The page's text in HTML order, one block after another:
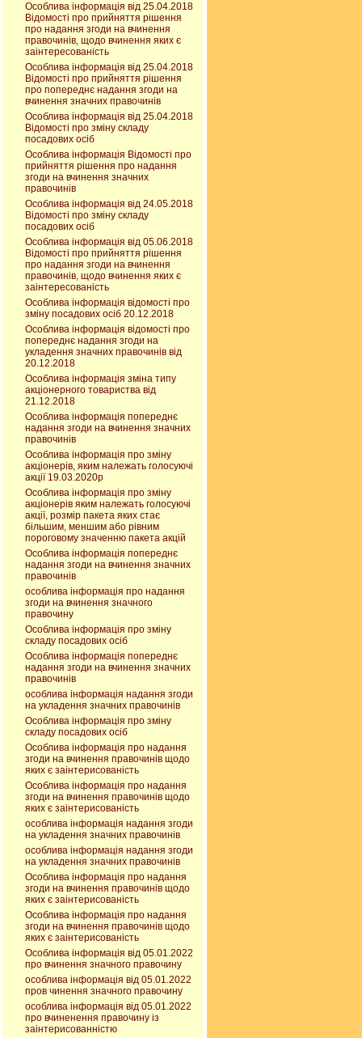
Особлива інформація від 25.04.2018
Відомості про прийняття рішення
про надання згоди на вчинення
правочинів, щодо вчинення яких є
заінтересованість
Особлива інформація від 25.04.2018
Відомості про прийняття рішення
про попереднє надання згоди на
вчинення значних правочинів
Особлива інформація від 25.04.2018
Відомості про зміну складу
посадових осіб
Особлива інформація Відомості про
прийняття рішення про надання
згоди на вчинення значних
правочинів
Особлива інформація від 24.05.2018
Відомості про зміну складу
посадових осіб
Особлива інформація від 05.06.2018
Відомості про прийняття рішення
про надання згоди на вчинення
правочинів, щодо вчинення яких є
заінтересованість
Особлива інформація відомості про
зміну посадових осіб 20.12.2018
Особлива інформація відомості про
попереднє надання згоди на
укладення значних правочинів від
20.12.2018
Особлива інформація зміна типу
акціонерного товариства від
21.12.2018
Особлива інформація попереднє
надання згоди на вчинення значних
правочинів
Особлива інформація про зміну
акціонерів, яким належать голосуючі
акції 19.03.2020р
Особлива інформація про зміну
акціонерів яким належать голосуючі
акції, розмір пакета яких стає
більшим, меншим або рівним
пороговому значенню пакета акцій
Особлива інформація попереднє
надання згоди на вчинення значних
правочинів
особлива інформація про надання
згоди на вчинення значного
правочину
Особлива інформація про зміну
складу посадових осіб
Особлива інформація попереднє
надання згоди на вчинення значних
правочинів
особлива інформація надання згоди
на укладення значних правочинів
Особлива інформація про зміну
складу посадових осіб
Особлива інформація про надання
згоди на вчинення правочинів щодо
яких є заінтерисованість
Особлива інформація про надання
згоди на вчинення правочинів щодо
яких є заінтерисованість
особлива інформація надання згоди
на укладення значних правочинів
особлива інформація надання згоди
на укладення значних правочинів
Особлива інформація про надання
згоди на вчинення правочинів щодо
яких є заінтерисованість
Особлива інформація про надання
згоди на вчинення правочинів щодо
яких є заінтерисованість
Особлива інформація від 05.01.2022
про вчинення значного правочину
особлива інформація від 05.01.2022
пров чинення значного правочину
особлива інформація від 05.01.2022
про вчиненення правочину із
заінтерисованністю